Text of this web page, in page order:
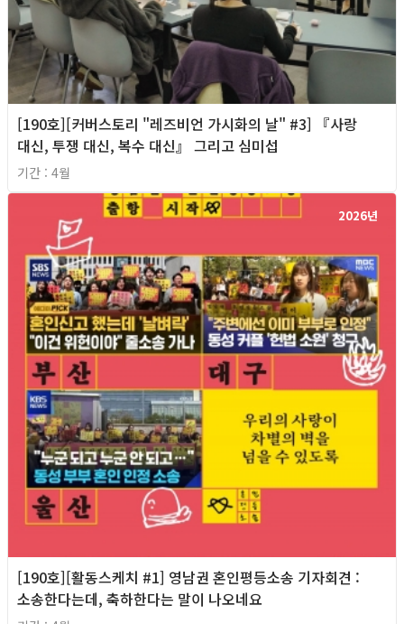
[190호][커버스토리 "레즈비언 가시화의 날" #3] 『사랑
대신, 투쟁 대신, 복수 대신』 그리고 심미섭
기간 : 4월
2026년
[190호][활동스케치 #1] 영남권 혼인평등소송 기자회견​ :
소송한다는데, 축하한다는 말이 나오네요